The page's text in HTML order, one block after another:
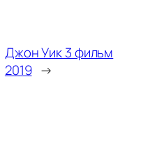
Джон Уик 3 фильм
2019 →